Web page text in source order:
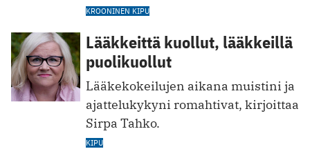
KROONINEN KIPU
Lääkkeittä kuollut, lääkkeillä
puolikuollut
Lääkekokeilujen aikana muistini ja
ajattelukykyni romahtivat, kirjoittaa
Sirpa Tahko.
KIPU